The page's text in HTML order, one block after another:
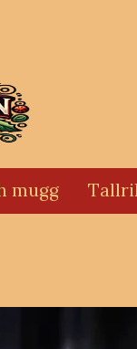
mugg